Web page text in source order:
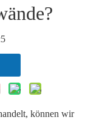
5
können wir